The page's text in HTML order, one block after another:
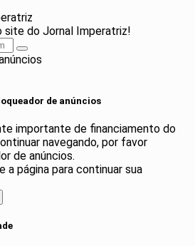
site do Jornal Imperatriz!
de anúncios
importante de financiamento do
navegando, por favor
de anúncios.
a página para continuar sua